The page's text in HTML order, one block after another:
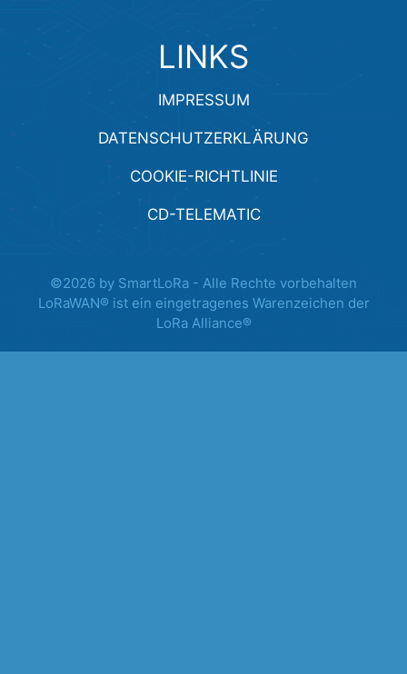
LINKS
IMPRESSUM
DATENSCHUTZERKLÄRUNG
COOKIE-RICHTLINIE
CD-TELEMATIC
©2026 by SmartLoRa - Alle Rechte vorbehalten
LoRaWAN® ist ein eingetragenes Warenzeichen der
LoRa Alliance®